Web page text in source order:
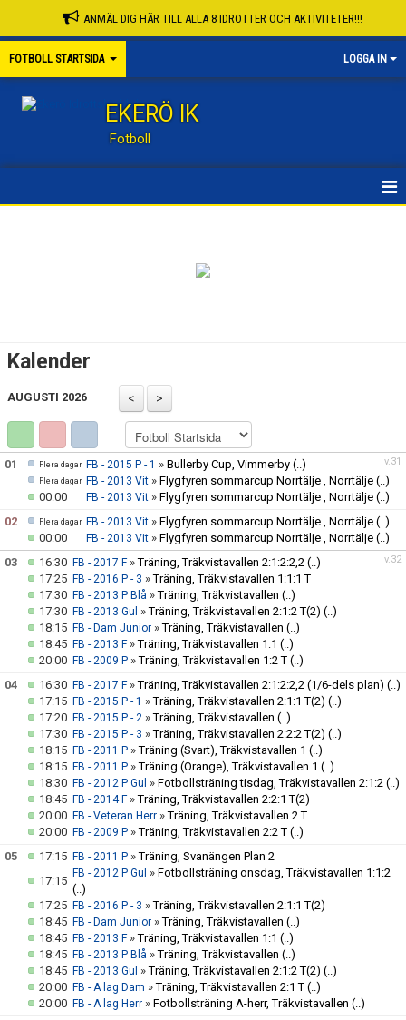
ANMÄL DIG HÄR TILL ALLA 8 IDROTTER OCH AKTIVITETER!!!
FOTBOLL STARTSIDA LOGGA IN
EKERÖ IK
Fotboll
FOTBOLLSSKOLA, CAMPER
LEDARE
FORTBILDNING - STFF
Kalender
AUGUSTI 2026
v.31
01 Flera dagar FB - 2015 P - 1 » Bullerby Cup, Vimmerby (..)
Flera dagar FB - 2013 Vit » Flygfyren sommarcup Norrtälje , Norrtälje (..)
00:00
FB - 2013 Vit » Flygfyren sommarcup Norrtälje , Norrtälje (..)
02
Flera dagar FB - 2013 Vit » Flygfyren sommarcup Norrtälje , Norrtälje (..)
00:00
FB - 2013 Vit » Flygfyren sommarcup Norrtälje , Norrtälje (..)
v.32
03 16:30 FB - 2017 F»Träning, Träkvistavallen 2:1:2:2,2 (..)
17:25 FB - 2016 P - 3 »Träning, Träkvistavallen 1:1:1 T
17:30 FB - 2013 P Blå »Träning, Träkvistavallen (..)
17:30 FB - 2013 Gul »Träning, Träkvistavallen 2:1:2 T(2) (..)
18:15 FB - Dam Junior »Träning, Träkvistavallen (..)
18:45 FB - 2013 F»Träning, Träkvistavallen 1:1 (..)
20:00 FB - 2009 P »Träning, Träkvistavallen 1:2 T (..)
04
16:30 FB - 2017 F»Träning, Träkvistavallen 2:1:2:2,2 (1/6-dels plan) (..)
17:15 FB - 2015 P - 1 »Träning, Träkvistavallen 2:1:1 T(2) (..)
17:20 FB - 2015 P - 2 »Träning, Träkvistavallen (..)
17:30 FB - 2015 P - 3 »Träning, Träkvistavallen 2:2:2 T(2) (..)
18:15 FB - 2011 P »Träning (Svart), Träkvistavallen 1 (..)
18:15 FB - 2011 P »Träning (Orange), Träkvistavallen 1 (..)
18:30 FB - 2012 P Gul » Fotbollsträning tisdag, Träkvistavallen 2:1:2 (..)
18:45 FB - 2014 F»Träning, Träkvistavallen 2:2:1 T(2)
20:00 FB - Veteran Herr »Träning, Träkvistavallen 2 T
20:00 FB - 2009 P »Träning, Träkvistavallen 2:2 T (..)
05
17:15 FB - 2011 P »Träning, Svanängen Plan 2
17:15
FB - 2012 P Gul » Fotbollsträning onsdag, Träkvistavallen 1:1:2
(..)
17:25 FB - 2016 P - 3 »Träning, Träkvistavallen 2:1:1 T(2)
18:45 FB - Dam Junior »Träning, Träkvistavallen (..)
18:45 FB - 2013 F»Träning, Träkvistavallen 1:1 (..)
18:45 FB - 2013 P Blå »Träning, Träkvistavallen (..)
18:45 FB - 2013 Gul »Träning, Träkvistavallen 2:1:2 T(2) (..)
20:00 FB - A lag Dam »Träning, Träkvistavallen 2:1 T (..)
20:00 FB - A lag Herr » Fotbollsträning A-herr, Träkvistavallen (..)